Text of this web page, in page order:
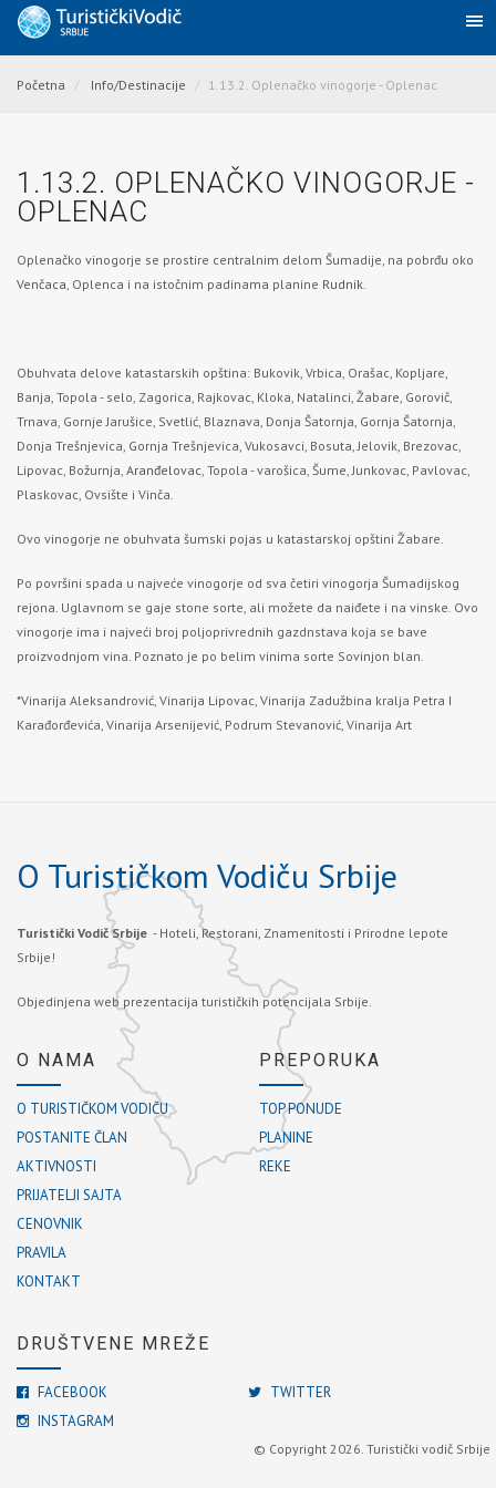
Početna Info/Destinacije 1.13.2. Oplenačko vinogorje - Oplenac
1.13.2. OPLENAČKO VINOGORJE -
OPLENAC
Oplenačko vinogorje se prostire centralnim delom Šumadije, na pobrđu oko
Venčaca, Oplenca i na istočnim padinama planine Rudnik.
Obuhvata delove katastarskih opština: Bukovik, Vrbica, Orašac, Kopljare,
Banja, Topola - selo, Zagorica, Rajkovac, Kloka, Natalinci, Žabare, Gorovič,
Trnava, Gornje Jarušice, Svetlić, Blaznava, Donja Šatornja, Gornja Šatornja,
Donja Trešnjevica, Gornja Trešnjevica, Vukosavci, Bosuta, Jelovik, Brezovac,
Lipovac, Božurnja, Aranđelovac, Topola - varošica, Šume, Junkovac, Pavlovac,
Plaskovac, Ovsište i Vinča.
Ovo vinogorje ne obuhvata šumski pojas u katastarskoj opštini Žabare.
Po površini spada u najveće vinogorje od sva četiri vinogorja Šumadijskog
rejona. Uglavnom se gaje stone sorte, ali možete da naiđete i na vinske. Ovo
vinogorje ima i najveći broj poljoprivrednih gazdnstava koja se bave
proizvodnjom vina. Poznato je po belim vinima sorte Sovinjon blan.
*Vinarija Aleksandrović, Vinarija Lipovac, Vinarija Zadužbina kralja Petra I
Karađorđevića, Vinarija Arsenijević, Podrum Stevanović, Vinarija Art
O Turističkom Vodiču Srbije
Turistički Vodič Srbije - Hoteli, Restorani, Znamenitosti i Prirodne lepote
Srbije!
Objedinjena web prezentacija turističkih potencijala Srbije.
O NAMA
O TURISTIČKOM VODIČU
POSTANITE ČLAN
AKTIVNOSTI
PRIJATELJI SAJTA
CENOVNIK
PRAVILA
KONTAKT
PREPORUKA
TOP PONUDE
PLANINE
REKE
DRUŠTVENE MREŽE
FACEBOOK
TWITTER
INSTAGRAM
© Copyright 2026. Turistički vodič Srbije